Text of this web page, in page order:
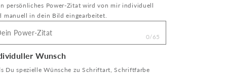
persönliches Power-Zitat wird von mir individuell
manuell in dein Bild eingearbeitet.
0/65
Wunsch
Du spezielle Wünsche zu Schriftart, Schriftfarbe